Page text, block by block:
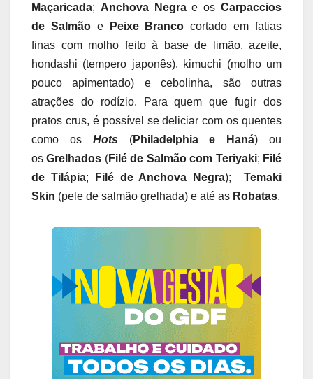
Maçaricada; Anchova Negrae osCarpaccios
de Salmãoe Peixe Brancocortado em fatias
finas com molho feito à base de limão, azeite,
hondashi (tempero japonês), kimuchi (molho um
pouco apimentado) e cebolinha, são outras
atrações do rodízio. Para quem que fugir dos
pratos crus, é possível se deliciar com os quentes
como os Hots (Philadelphia e Haná) ou
osGrelhados (Filé de Salmão com Teriyaki; Filé
de Tilápia; Filé de Anchova Negra);Temaki
Skin (pele de salmão grelhada) e até as Robatas.